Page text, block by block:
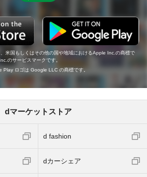
米国もしくはその他の国や地域におけるApple Inc.の商標で
のサービスマークです。
ロゴは Google LLC の商標です。
dマーケットストア
d fashion
dカーシェア